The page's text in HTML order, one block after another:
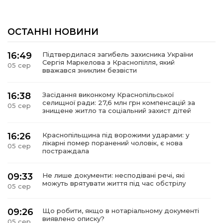
ОСТАННІ НОВИНИ
16:49
05 сер
Підтвердилася загибель захисника України
Сергія Маркелова з Краснопілля, який
вважався зниклим безвісти
16:38
05 сер
Засідання виконкому Краснопільської
селищної ради: 27,6 млн грн компенсацій за
знищене житло та соціальний захист дітей
16:26
05 сер
Краснопільщина під ворожими ударами: у
лікарні помер поранений чоловік, є нова
постраждала
09:33
05 сер
Не лише документи: несподівані речі, які
можуть врятувати життя під час обстрілу
09:26
Що робити, якщо в нотаріальному документі
виявлено описку?